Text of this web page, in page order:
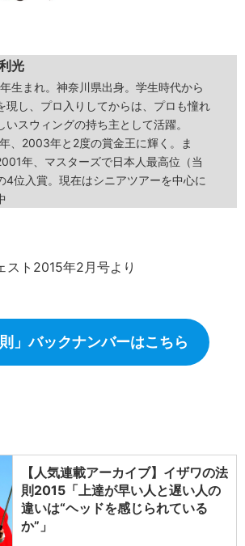
光
生まれ。神奈川県出身。学生時代から
現し、プロ入りしてからは、プロも憧れ
いスウィングの持ち主として活躍。
、2003年と2度の賞金王に輝く。ま
年、マスターズで日本人最高位（当
4位入賞。現在はシニアツアーを中心に
スト2015年2月号より
」バックナンバーはこちら
【人気連載アーカイブ】イザワの法
則2015「上達が早い人と遅い人の
違いは“ヘッドを感じられている
か”」